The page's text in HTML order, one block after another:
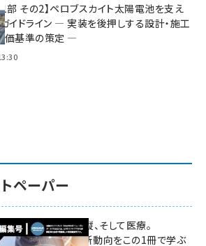
1部 その2】ペロブスカイト太陽電池を支え
イドライン ― 実装を後押しする設計・施工
価基準の策定 ―
ペーパー
策、建機の遠隔操縦、そして医療。
通信規格「5G」最新動向をこの1冊で学ぶ